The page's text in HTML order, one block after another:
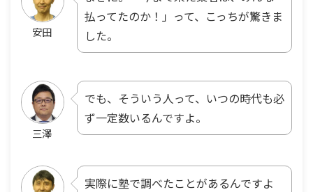
安田
払ってたのか！」って、こっちが驚きま
した。
三澤
でも、そういう人って、いつの時代も必
ず一定数いるんですよ。
実際に塾で調べたことがあるんですよ